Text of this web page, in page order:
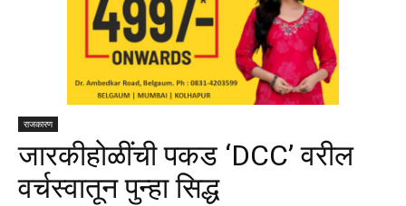
राजकारण
जारकीहोळींची पकड ‘DCC’ वरील
वर्चस्वातून पुन्हा सिद्ध